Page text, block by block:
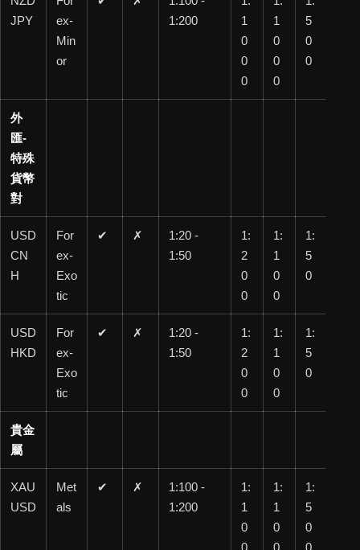
JPY
ex-
Min
or
1:200
1
0
0
0
1
0
0
0
5
0
0
外
匯-
特殊
貨幣
對
USD
CN
H
For
ex-
Exo
tic
✔ ✗
1:20 -
1:50
1:
2
0
0
1:
1
0
0
1:
5
0
USD
HKD
For
ex-
Exo
tic
✔ ✗
1:20 -
1:50
1:
2
0
0
1:
1
0
0
1:
5
0
貴金
屬
XAU
USD
Met
als
✔ ✗
1:100 -
1:200
1:
1
0
0
1:
1
0
0
1:
5
0
0